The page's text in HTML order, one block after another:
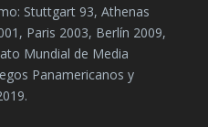
Stuttgart 93, Athenas
Paris 2003, Berlín 2009,
Mundial de Media
Panamericanos y